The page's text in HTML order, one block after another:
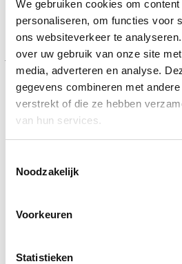
We gebruiken cookies om
personaliseren, om functies voor
ons websiteverkeer te
over uw gebruik van onze site
media, adverteren en analyse.
gegevens combineren met
verstrekt of die ze hebben
van hun services.
Noodzakelijk
Voorkeuren
Statistieken
de bronlanden, in de doorvoerlanden
minister van Justitie Annelies Verlinden.
van inbeslagnemingen in 2025 tonen
dat de grootschalige cocaïnesmokkel
Amerika blijft toenemen. Na de
versterken we nu ook Justitie. Dit is
concrete uitwerking van het
overleg gebeuren met de magistratuur,”
Annelies Verlinden.
havengebied, zullen ook de
versterkt zodat elke schakel in de keten
Hou me op de hoogte